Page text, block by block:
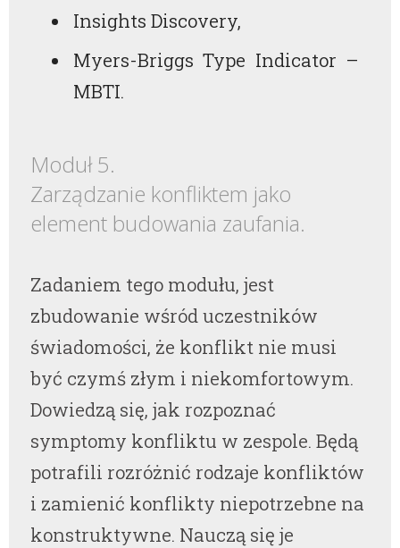
Insights Discovery,
Myers-Briggs Type Indicator –
MBTI.
Moduł 5.
Zarządzanie konfliktem jako
element budowania zaufania.
Zadaniem tego modułu, jest
zbudowanie wśród uczestników
świadomości, że konflikt nie musi
być czymś złym i niekomfortowym.
Dowiedzą się, jak rozpoznać
symptomy konfliktu w zespole. Będą
potrafili rozróżnić rodzaje konfliktów
i zamienić konflikty niepotrzebne na
konstruktywne. Nauczą się je